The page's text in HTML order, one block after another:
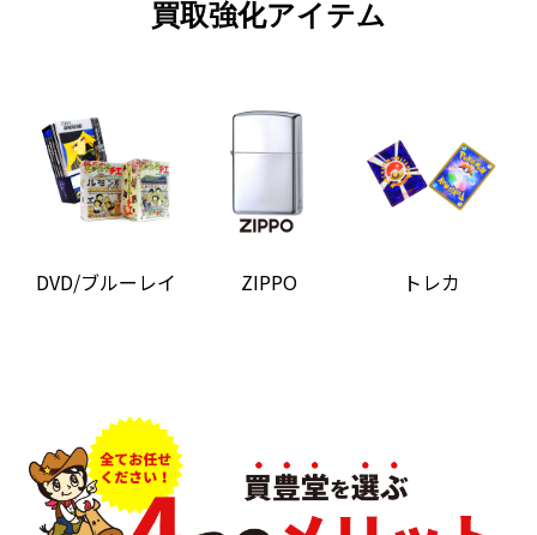
買取強化アイテム
DVD/ブルーレイ ZIPPO トレカ